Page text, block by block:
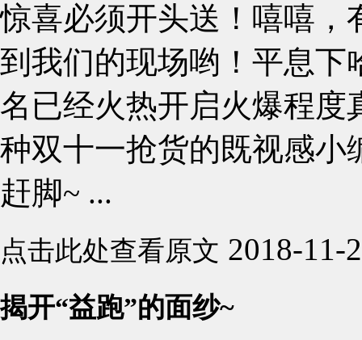
惊喜必须开头送！嘻嘻，
到我们的现场哟！平息下
名已经火热开启火爆程
种双十一抢货的既视感小
赶脚~ ...
点击此处查看原文 2018-11-
揭开“益跑”的面纱~